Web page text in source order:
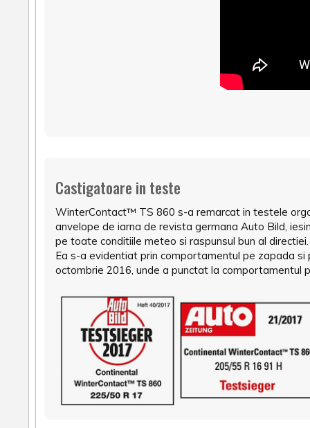
Castigatoare in teste
WinterContact™ TS 860 s-a remarcat in testele
anvelope de iarna de revista germana Auto Bild,
pe toate conditiile meteo si raspunsul bun al
Ea s-a evidentiat prin comportamentul pe zapada
octombrie 2016, unde a punctat la comportamentul